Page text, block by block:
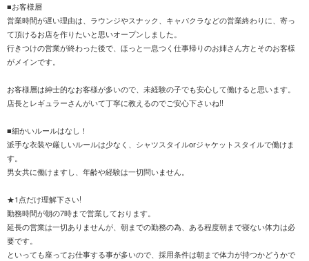
■お客様層
営業時間が遅い理由は、ラウンジやスナック、キャバクラなどの営業終わりに、寄っ
て頂けるお店を作りたいと思いオープンしました。
行きつけの営業が終わった後で、ほっと一息つく仕事帰りのお姉さん方とそのお客様
がメインです。
お客様層は紳士的なお客様が多いので、未経験の子でも安心して働けると思います。
店長とレギュラーさんがいて丁寧に教えるのでご安心下さいね!!
■細かいルールはなし！
派手な衣装や厳しいルールは少なく、シャツスタイルorジャケットスタイルで働けま
す。
男女共に働けますし、年齢や経験は一切問いません。
★1点だけ理解下さい!
勤務時間が朝の7時まで営業しております。
延長の営業は一切ありませんが、朝までの勤務の為、ある程度朝まで寝ない体力は必
要です。
といっても座ってお仕事する事が多いので、採用条件は朝まで体力が持つかどうかで